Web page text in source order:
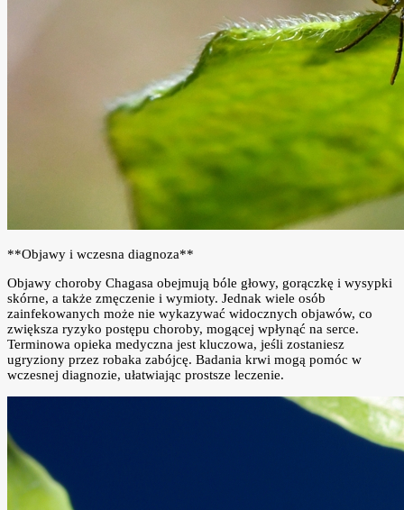
**Objawy i wczesna diagnoza**
Objawy choroby Chagasa obejmują bóle głowy, gorączkę i wysypki
skórne, a także zmęczenie i wymioty. Jednak wiele osób
zainfekowanych może nie wykazywać widocznych objawów, co
zwiększa ryzyko postępu choroby, mogącej wpłynąć na serce.
Terminowa opieka medyczna jest kluczowa, jeśli zostaniesz
ugryziony przez robaka zabójcę. Badania krwi mogą pomóc w
wczesnej diagnozie, ułatwiając prostsze leczenie.